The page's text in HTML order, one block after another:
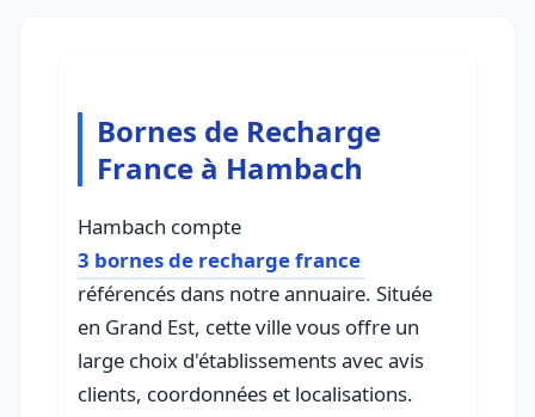
Bornes de Recharge
France à Hambach
Hambach compte
3 bornes de recharge france
référencés dans notre annuaire. Située
en Grand Est, cette ville vous offre un
large choix d'établissements avec avis
clients, coordonnées et localisations.